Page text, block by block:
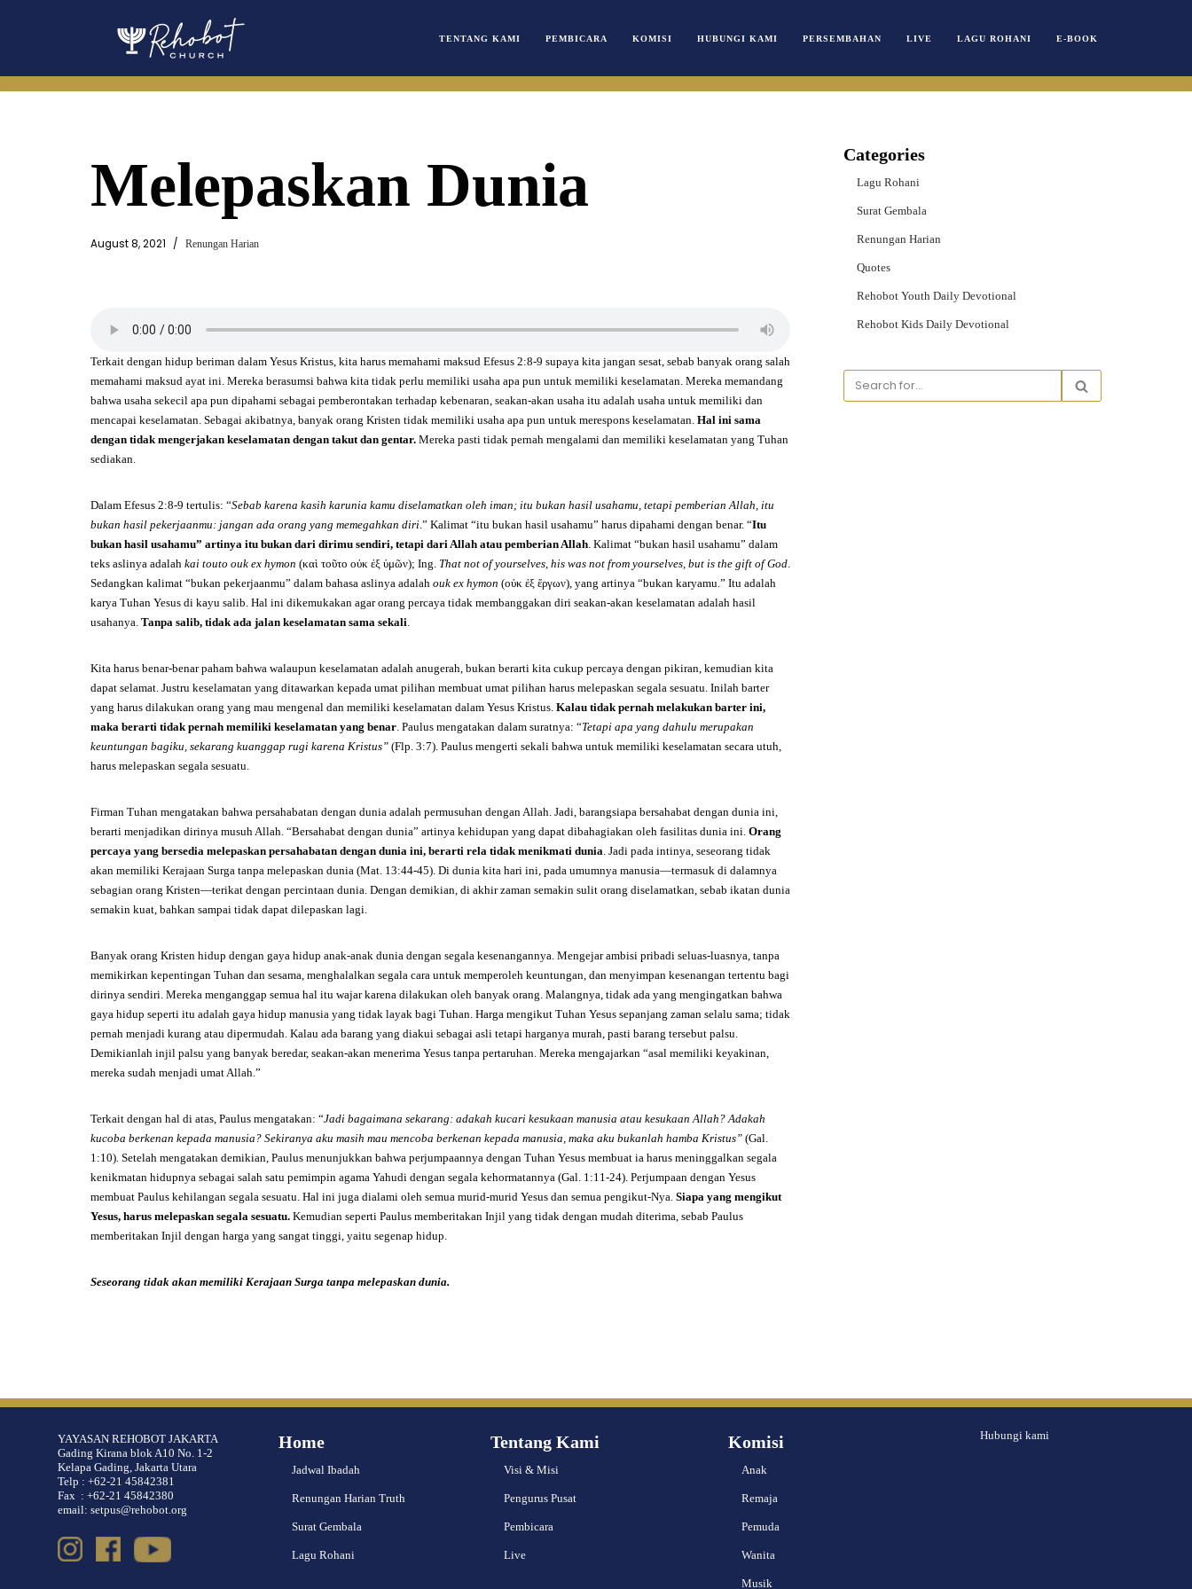
TENTANG KAMI PEMBICARA KOMISI HUBUNGI KAMI PERSEMBAHAN LIVE LAGU ROHANI E-BOOK
Melepaskan Dunia
August 8, 2021 Renungan Harian
Terkait dengan hidup beriman dalam Yesus Kristus, kita harus memahami maksud Efesus 2:8-9 supaya kita jangan sesat, sebab banyak orang salah
memahami maksud ayat ini. Mereka berasumsi bahwa kita tidak perlu memiliki usaha apa pun untuk memiliki keselamatan. Mereka memandang
bahwa usaha sekecil apa pun dipahami sebagai pemberontakan terhadap kebenaran, seakan-akan usaha itu adalah usaha untuk memiliki dan
mencapai keselamatan. Sebagai akibatnya, banyak orang Kristen tidak memiliki usaha apa pun untuk merespons keselamatan. Hal ini sama
dengan tidak mengerjakan keselamatan dengan takut dan gentar. Mereka pasti tidak pernah mengalami dan memiliki keselamatan yang Tuhan
sediakan.
Dalam Efesus 2:8-9 tertulis: “Sebab karena kasih karunia kamu diselamatkan oleh iman; itu bukan hasil usahamu, tetapi pemberian Allah, itu
bukan hasil pekerjaanmu: jangan ada orang yang memegahkan diri.” Kalimat “itu bukan hasil usahamu” harus dipahami dengan benar. “Itu
bukan hasil usahamu” artinya itu bukan dari dirimu sendiri, tetapi dari Allah atau pemberian Allah. Kalimat “bukan hasil usahamu” dalam
teks aslinya adalah kai touto ouk ex hymon (καὶ τοῦτο οὐκ ἐξ ὑμῶν); Ing. That not of yourselves, his was not from yourselves, but is the gift of God.
Sedangkan kalimat “bukan pekerjaanmu” dalam bahasa aslinya adalah ouk ex hymon (οὐκ ἐξ ἔργων), yang artinya “bukan karyamu.” Itu adalah
karya Tuhan Yesus di kayu salib. Hal ini dikemukakan agar orang percaya tidak membanggakan diri seakan-akan keselamatan adalah hasil
usahanya. Tanpa salib, tidak ada jalan keselamatan sama sekali.
Kita harus benar-benar paham bahwa walaupun keselamatan adalah anugerah, bukan berarti kita cukup percaya dengan pikiran, kemudian kita
dapat selamat. Justru keselamatan yang ditawarkan kepada umat pilihan membuat umat pilihan harus melepaskan segala sesuatu. Inilah barter
yang harus dilakukan orang yang mau mengenal dan memiliki keselamatan dalam Yesus Kristus. Kalau tidak pernah melakukan barter ini,
maka berarti tidak pernah memiliki keselamatan yang benar. Paulus mengatakan dalam suratnya: “Tetapi apa yang dahulu merupakan
keuntungan bagiku, sekarang kuanggap rugi karena Kristus” (Flp. 3:7). Paulus mengerti sekali bahwa untuk memiliki keselamatan secara utuh,
harus melepaskan segala sesuatu.
Firman Tuhan mengatakan bahwa persahabatan dengan dunia adalah permusuhan dengan Allah. Jadi, barangsiapa bersahabat dengan dunia ini,
berarti menjadikan dirinya musuh Allah. “Bersahabat dengan dunia” artinya kehidupan yang dapat dibahagiakan oleh fasilitas dunia ini. Orang
percaya yang bersedia melepaskan persahabatan dengan dunia ini, berarti rela tidak menikmati dunia. Jadi pada intinya, seseorang tidak
akan memiliki Kerajaan Surga tanpa melepaskan dunia (Mat. 13:44-45). Di dunia kita hari ini, pada umumnya manusia—termasuk di dalamnya
sebagian orang Kristen—terikat dengan percintaan dunia. Dengan demikian, di akhir zaman semakin sulit orang diselamatkan, sebab ikatan dunia
semakin kuat, bahkan sampai tidak dapat dilepaskan lagi.
Banyak orang Kristen hidup dengan gaya hidup anak-anak dunia dengan segala kesenangannya. Mengejar ambisi pribadi seluas-luasnya, tanpa
memikirkan kepentingan Tuhan dan sesama, menghalalkan segala cara untuk memperoleh keuntungan, dan menyimpan kesenangan tertentu bagi
dirinya sendiri. Mereka menganggap semua hal itu wajar karena dilakukan oleh banyak orang. Malangnya, tidak ada yang mengingatkan bahwa
gaya hidup seperti itu adalah gaya hidup manusia yang tidak layak bagi Tuhan. Harga mengikut Tuhan Yesus sepanjang zaman selalu sama; tidak
pernah menjadi kurang atau dipermudah. Kalau ada barang yang diakui sebagai asli tetapi harganya murah, pasti barang tersebut palsu.
Demikianlah injil palsu yang banyak beredar, seakan-akan menerima Yesus tanpa pertaruhan. Mereka mengajarkan “asal memiliki keyakinan,
mereka sudah menjadi umat Allah.”
Terkait dengan hal di atas, Paulus mengatakan: “Jadi bagaimana sekarang: adakah kucari kesukaan manusia atau kesukaan Allah? Adakah
kucoba berkenan kepada manusia? Sekiranya aku masih mau mencoba berkenan kepada manusia, maka aku bukanlah hamba Kristus” (Gal.
1:10). Setelah mengatakan demikian, Paulus menunjukkan bahwa perjumpaannya dengan Tuhan Yesus membuat ia harus meninggalkan segala
kenikmatan hidupnya sebagai salah satu pemimpin agama Yahudi dengan segala kehormatannya (Gal. 1:11-24). Perjumpaan dengan Yesus
membuat Paulus kehilangan segala sesuatu. Hal ini juga dialami oleh semua murid-murid Yesus dan semua pengikut-Nya. Siapa yang mengikut
Yesus, harus melepaskan segala sesuatu. Kemudian seperti Paulus memberitakan Injil yang tidak dengan mudah diterima, sebab Paulus
memberitakan Injil dengan harga yang sangat tinggi, yaitu segenap hidup.
Seseorang tidak akan memiliki Kerajaan Surga tanpa melepaskan dunia.
Categories
Lagu Rohani
Surat Gembala
Renungan Harian
Quotes
Rehobot Youth Daily Devotional
Rehobot Kids Daily Devotional
YAYASAN REHOBOT JAKARTA
Gading Kirana blok A10 No. 1-2
Kelapa Gading, Jakarta Utara
Telp : +62-21 45842381
Fax : +62-21 45842380
email: setpus@rehobot.org
Home
Jadwal Ibadah
Renungan Harian Truth
Surat Gembala
Lagu Rohani
Tentang Kami
Visi & Misi
Pengurus Pusat
Pembicara
Live
Komisi
Anak
Remaja
Pemuda
Wanita
Musik
Hubungi kami